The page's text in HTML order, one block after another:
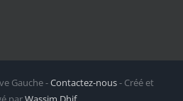
Gauche -Contactez-nous- Créé et